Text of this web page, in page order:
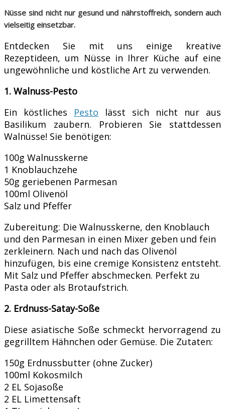
Nüsse sind nicht nur gesund und nährstoffreich, sondern auch
vielseitig einsetzbar.
Entdecken Sie mit uns einige kreative
Rezeptideen, um Nüsse in Ihrer Küche auf eine
ungewöhnliche und köstliche Art zu verwenden.
1. Walnuss-Pesto
Ein köstliches Pesto lässt sich nicht nur aus
Basilikum zaubern. Probieren Sie stattdessen
Walnüsse! Sie benötigen:
100g Walnusskerne
1 Knoblauchzehe
50g geriebenen Parmesan
100ml Olivenöl
Salz und Pfeffer
Zubereitung: Die Walnusskerne, den Knoblauch
und den Parmesan in einen Mixer geben und fein
zerkleinern. Nach und nach das Olivenöl
hinzufügen, bis eine cremige Konsistenz entsteht.
Mit Salz und Pfeffer abschmecken. Perfekt zu
Pasta oder als Brotaufstrich.
2. Erdnuss-Satay-Soße
Diese asiatische Soße schmeckt hervorragend zu
gegrilltem Hähnchen oder Gemüse. Die Zutaten:
150g Erdnussbutter (ohne Zucker)
100ml Kokosmilch
2 EL Sojasoße
2 EL Limettensaft